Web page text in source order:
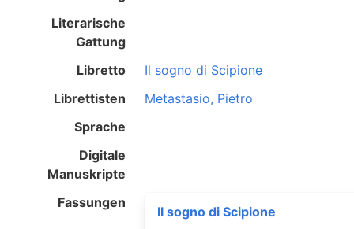
Literarische
Gattung
Libretto
Il sogno di Scipione
Librettisten
Metastasio, Pietro
Sprache
Digitale
Manuskripte
Fassungen
Il sogno di Scipione